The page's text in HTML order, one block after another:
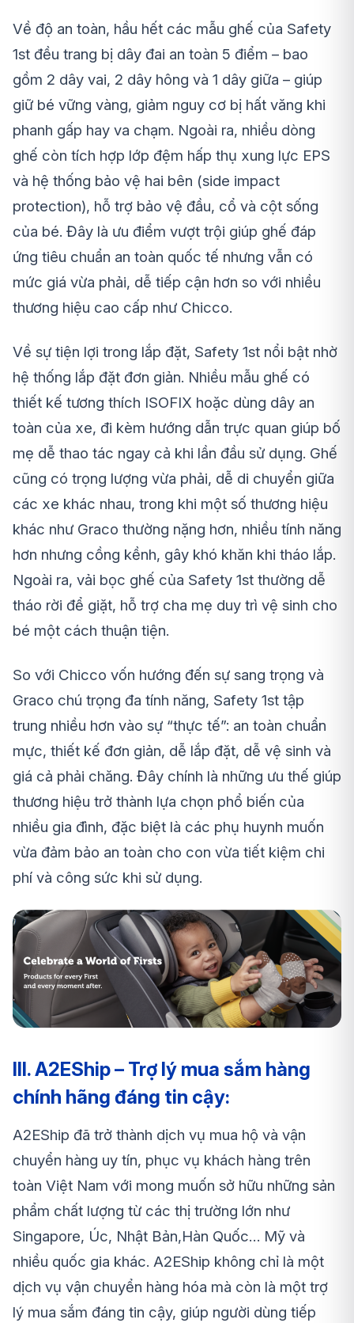
Về độ an toàn, hầu hết các mẫu ghế của Safety
1st đều trang bị dây đai an toàn 5 điểm – bao
gồm 2 dây vai, 2 dây hông và 1 dây giữa – giúp
giữ bé vững vàng, giảm nguy cơ bị hất văng khi
phanh gấp hay va chạm. Ngoài ra, nhiều dòng
ghế còn tích hợp lớp đệm hấp thụ xung lực EPS
và hệ thống bảo vệ hai bên (side impact
protection), hỗ trợ bảo vệ đầu, cổ và cột sống
của bé. Đây là ưu điểm vượt trội giúp ghế đáp
ứng tiêu chuẩn an toàn quốc tế nhưng vẫn có
mức giá vừa phải, dễ tiếp cận hơn so với nhiều
thương hiệu cao cấp như Chicco.
Về sự tiện lợi trong lắp đặt, Safety 1st nổi bật nhờ
hệ thống lắp đặt đơn giản. Nhiều mẫu ghế có
thiết kế tương thích ISOFIX hoặc dùng dây an
toàn của xe, đi kèm hướng dẫn trực quan giúp bố
mẹ dễ thao tác ngay cả khi lần đầu sử dụng. Ghế
cũng có trọng lượng vừa phải, dễ di chuyển giữa
các xe khác nhau, trong khi một số thương hiệu
khác như Graco thường nặng hơn, nhiều tính năng
hơn nhưng cồng kềnh, gây khó khăn khi tháo lắp.
Ngoài ra, vải bọc ghế của Safety 1st thường dễ
tháo rời để giặt, hỗ trợ cha mẹ duy trì vệ sinh cho
bé một cách thuận tiện.
So với Chicco vốn hướng đến sự sang trọng và
Graco chú trọng đa tính năng, Safety 1st tập
trung nhiều hơn vào sự “thực tế”: an toàn chuẩn
mực, thiết kế đơn giản, dễ lắp đặt, dễ vệ sinh và
giá cả phải chăng. Đây chính là những ưu thế giúp
thương hiệu trở thành lựa chọn phổ biến của
nhiều gia đình, đặc biệt là các phụ huynh muốn
vừa đảm bảo an toàn cho con vừa tiết kiệm chi
phí và công sức khi sử dụng.
III. A2EShip – Trợ lý mua sắm hàng
chính hãng đáng tin cậy:
A2EShip đã trở thành dịch vụ mua hộ và vận
chuyển hàng uy tín, phục vụ khách hàng trên
toàn Việt Nam với mong muốn sở hữu những sản
phẩm chất lượng từ các thị trường lớn như
Singapore, Úc, Nhật Bản,Hàn Quốc… Mỹ và
nhiều quốc gia khác. A2EShip không chỉ là một
dịch vụ vận chuyển hàng hóa mà còn là một trợ
lý mua sắm đáng tin cậy, giúp người dùng tiếp